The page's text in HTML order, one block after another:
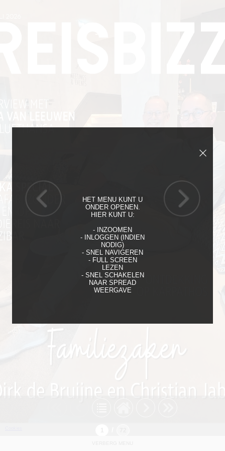
HET MENU KUNT U
ONDER OPENEN.
HIER KUNT U:
- INZOOMEN
- INLOGGEN (INDIEN
NODIG)
- SNEL NAVIGEREN
- FULL SCREEN
LEZEN
- SNEL SCHAKELEN
NAAR SPREAD
WEERGAVE